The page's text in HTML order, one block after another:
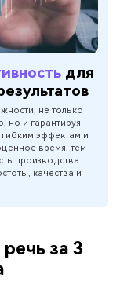
для
не только
но и гарантируя
гибким эффектам и
время, тем
производства.
качества и
за 3